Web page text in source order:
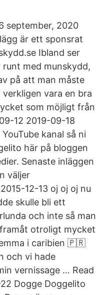
september, 2020
är ett sponsrat
Ibland ser
runt med munskydd,
på att man måste
vara en bra
som möjligt från
12 2019-09-18
kanal så ni
här på bloggen
Senaste inläggen
väljer
12-13 oj oj oj nu
skulle bli ett
och inte så man
otroligt mycket
i caribien 🇵🇷
vi hade
vernissage … Read
Dogge Doggelito